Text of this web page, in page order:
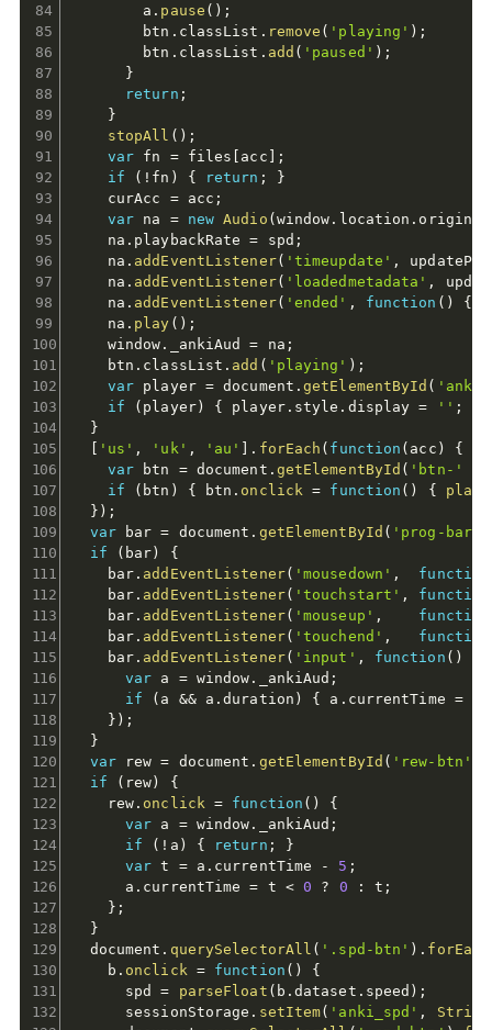
        a
. pause ( ) ;
        btn
. classList . remove ( 'playing' ) ;
        btn
. classList . add ( 'paused' ) ;
}
return ;
}
stopAll ( ) ;
var fn = files acc
;
if
( ! fn ) { return ;
}
    curAcc
= acc ;
var na = new Audio ( window . location . origin
    na
. playbackRate = spd ;
    na
. addEventListener( 'timeupdate' ,
    na
. addEventListener( 'loadedmetadata' ,
    na
. addEventListener( 'ended' , function ( ) {
    na
. play ( ) ;
    window
. _ankiAud = na ;
    btn
. classList . add ( 'playing' ) ;
var player = document .getElementById (
if
( player) { player. style . display = '' ;
}
'us' , 'uk' , 'au' . forEach ( function ( acc )
{
var btn = document . getElementById ( 'btn-'
if
( btn ) { btn . onclick = function ( ) {
} ) ;
var bar = document . getElementById ( 'prog-bar'
if
( bar )
{
    bar
. addEventListener( 'mousedown' , function
    bar
. addEventListener( 'touchstart' , function
    bar
. addEventListener( 'mouseup' , function
    bar
. addEventListener( 'touchend' , function
    bar
. addEventListener( 'input' , function ( )
var a = window . _ankiAud ;
if
( a && a .duration ) { a . currentTime = a
} ) ;
}
var rew = document . getElementById ( 'rew-btn'
if
( rew )
{
    rew
. onclick = function ( )
{
var a = window . _ankiAud ;
if
( ! a ) { return ;
}
var t = a . currentTime - 5 ;
      a
. currentTime = t < 0 ? 0 : t ;
} ;
}
  document
. querySelectorAll ( '.spd-btn' ) . forEach
    b
. onclick = function ( )
{
      spd
= parseFloat ( b . dataset . speed ) ;
      sessionStorage
. setItem( 'anki_spd' , String